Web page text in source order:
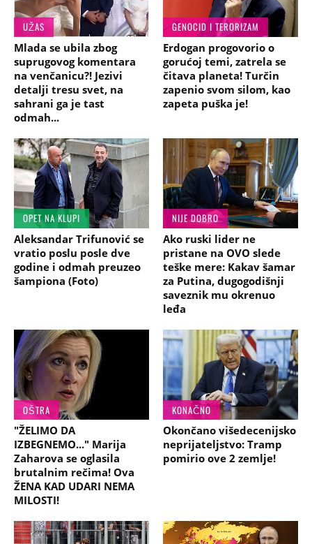
UŽAS
Mlada se ubila zbog
suprugovog komentara
na venčanicu?! Jezivi
detalji tresu svet, na
sahrani ga je tast
odmah...
GENOCID I TERORIZAM
Erdogan progovorio o
gorućoj temi, zatrela se
čitava planeta! Turčin
zapenio svom silom, kao
zapeta puška je!
OPET NA KLUPI
Aleksandar Trifunović se
vratio poslu posle dve
godine i odmah preuzeo
šampiona (Foto)
NIJE DOBRO
Ako ruski lider ne
pristane na OVO slede
teške mere: Kakav šamar
za Putina, dugogodišnji
saveznik mu okrenuo
leđa
OŠTRA
"ŽELIMO DA
IZBEGNEMO..." Marija
Zaharova se oglasila
brutalnim rečima! Ova
ŽENA KAD UDARI NEMA
MILOSTI!
KONAČNO
Okončano višedecenijsko
neprijateljstvo: Tramp
pomirio ove 2 zemlje!